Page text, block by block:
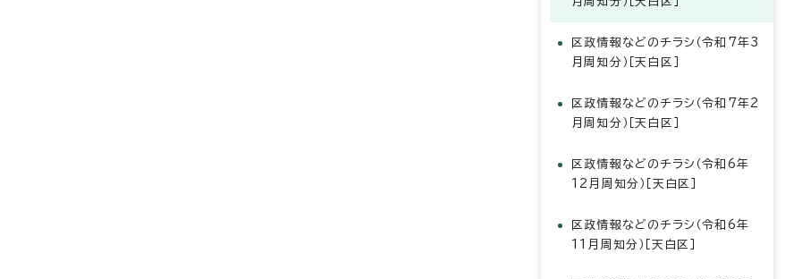
区政情報などのチラシ（令和7年3
月周知分）［天白区］
区政情報などのチラシ（令和7年2
月周知分）［天白区］
区政情報などのチラシ（令和6年
12月周知分）［天白区］
区政情報などのチラシ（令和6年
11月周知分）［天白区］